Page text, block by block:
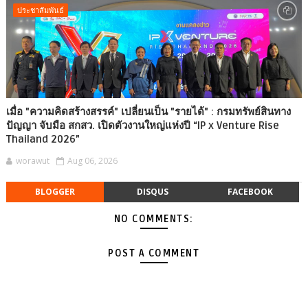
ประชาสัมพันธ์
เมื่อ "ความคิดสร้างสรรค์" เปลี่ยนเป็น "รายได้" : กรมทรัพย์สินทาง
ปัญญา จับมือ สกสว. เปิดตัวงานใหญ่แห่งปี “IP x Venture Rise
Thailand 2026”
worawut Aug 06, 2026
BLOGGER DISQUS FACEBOOK
NO COMMENTS:
POST A COMMENT